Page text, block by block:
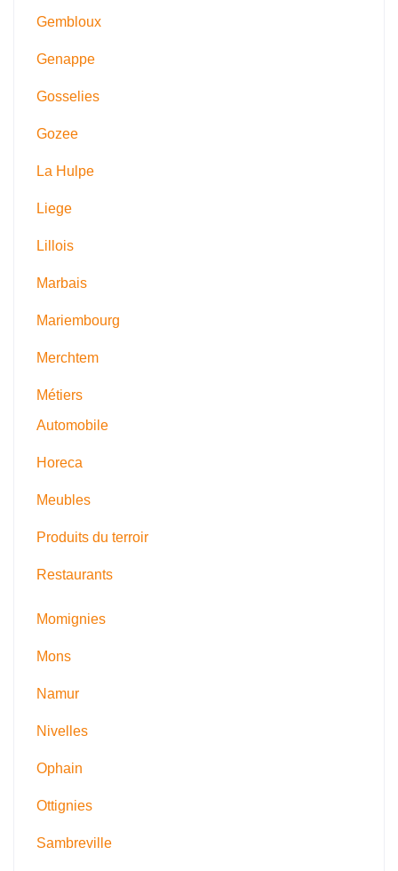
Gembloux
Genappe
Gosselies
Gozee
La Hulpe
Liege
Lillois
Marbais
Mariembourg
Merchtem
Métiers
Automobile
Horeca
Meubles
Produits du terroir
Restaurants
Momignies
Mons
Namur
Nivelles
Ophain
Ottignies
Sambreville